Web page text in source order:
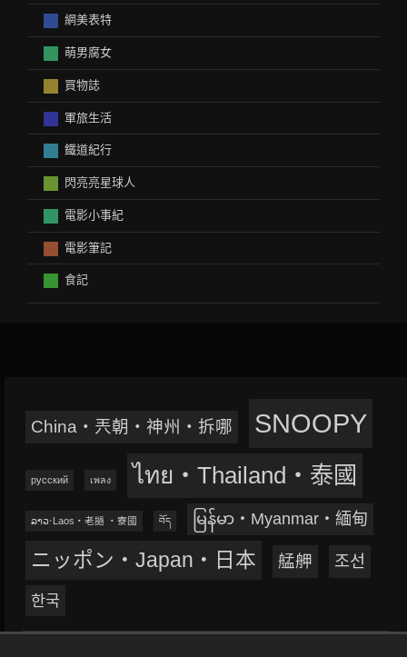
網美表特
萌男腐女
買物誌
軍旅生活
鐵道紀行
閃亮亮星球人
電影小事紀
電影筆記
食記
China‧兲朝‧神州‧拆哪 SNOOPY
русский เพลง ไทย‧Thailand‧泰國
ລາວ‧Laos‧老撾 ‧寮國 བོད မြန်မာ‧Myanmar‧緬甸
ニッポン‧Japan‧日本 艋舺 조선
한국